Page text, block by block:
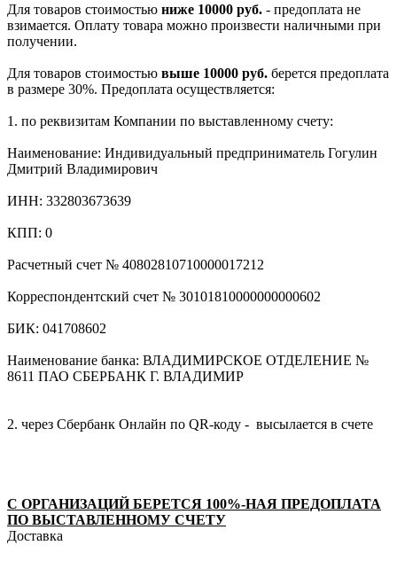
Для товаров стоимостью ниже 10000 руб. - предоплата не
взимается. Оплату товара можно произвести наличными при
получении.
Для товаров стоимостью выше 10000 руб. берется предоплата
в размере 30%. Предоплата осуществляется:
1. по реквизитам Компании по выставленному счету:
Наименование: Индивидуальный предприниматель Гогулин
Дмитрий Владимирович
ИНН: 332803673639
КПП: 0
Расчетный счет № 40802810710000017212
Корреспондентский счет № 30101810000000000602
БИК: 041708602
Наименование банка: ВЛАДИМИРСКОЕ ОТДЕЛЕНИЕ №
8611 ПАО СБЕРБАНК Г. ВЛАДИМИР
2. через Сбербанк Онлайн по QR-коду - высылается в счете
С ОРГАНИЗАЦИЙ БЕРЕТСЯ 100%-НАЯ ПРЕДОПЛАТА
ПО ВЫСТАВЛЕННОМУ СЧЕТУ
Доставка